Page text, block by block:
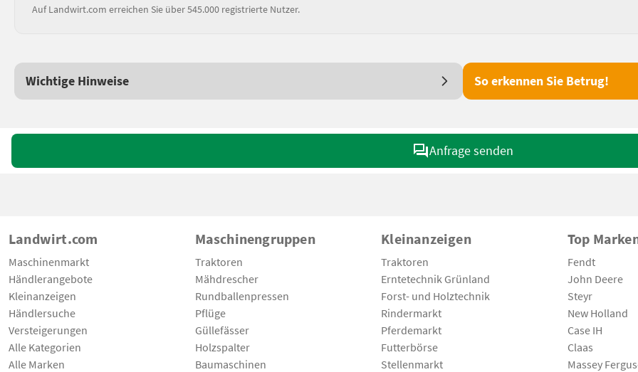
Auf Landwirt.com erreichen Sie über 545.000 registrierte Nutzer.
Wichtige Hinweise So erkennen Sie Betrug!
Anfrage senden
Landwirt.com
Maschinenmarkt
Händlerangebote
Kleinanzeigen
Händlersuche
Versteigerungen
Alle Kategorien
Alle Marken
Maschinengruppen
Traktoren
Mähdrescher
Rundballenpressen
Pflüge
Güllefässer
Holzspalter
Baumaschinen
Kleinanzeigen
Traktoren
Erntetechnik Grünland
Forst- und Holztechnik
Rindermarkt
Pferdemarkt
Futterbörse
Stellenmarkt
Top
Fendt
John Deere
Steyr
New Holland
Case IH
Claas
Massey